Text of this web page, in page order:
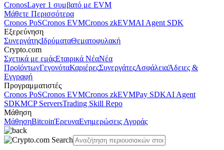
CronosLayer 1 συμβατό με EVM
Μάθετε Περισσότερα
Cronos PoSCronos EVMCronos zkEVMAI Agent SDK
Εξερεύνηση
ΣυνεργάτηςΙδρύματαΘεματοφυλακή
Crypto.com
Σχετικά με εμάςΕταιρικά ΝέαΝέα
ΠροϊόντωνΓεγονόταΚαριέρεςΣυνεργάτεςΑσφάλειαΆδειες &
Εγγραφή
Προγραμματιστές
Cronos PoSCronos EVMCronos zkEVMPay SDKAI Agent
SDKMCP ServersTrading Skill Repo
Μάθηση
ΜάθησηBitcoinΈρευναΕνημερώσεις Αγοράς